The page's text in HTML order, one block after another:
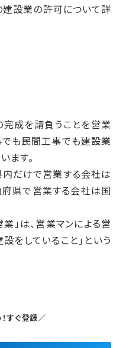
建設業の許可について詳
成を請負うことを営業
も民間工事でも建設業
ます。
だけで営業する会社は
県で営業する会社は国
」は、営業マンによる営
をしていること」という
すぐ登録／